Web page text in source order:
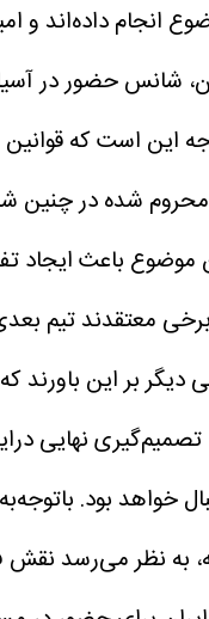
انجام داده‌اند و
شانس حضور در
این است که قوانین
محروم شده در چنین
موضوع باعث ایجاد
معتقدند تیم
بر این باورند
تصمیم‌گیری نهایی
خواهد بود.
به نظر می‌رسد نقش